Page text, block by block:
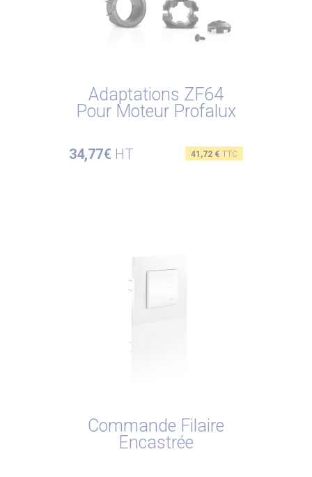
Adaptations ZF64
Pour Moteur Profalux
34,77€ HT Prix
41,72 € TTC
Commande Filaire
Encastrée